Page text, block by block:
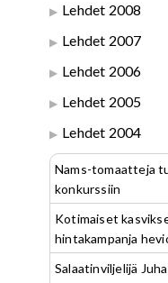
Lehdet 2008
Lehdet 2007
Lehdet 2006
Lehdet 2005
Lehdet 2004
Nams-tomaatteja
konkurssiin
Kotimaiset
hintakampanja
Salaatinviljelijä